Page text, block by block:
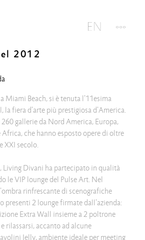
2012
Miami Beach, si è tenuta l'11esima
la fiera d'arte più prestigiosa d'America.
gallerie da Nord America, Europa,
Africa, che hanno esposto opere di oltre
XXI secolo.
Living Divani ha partecipato in qualità
le VIP lounge del Pulse Art. Nel
rinfrescante di scenografiche
presenti 2 lounge firmate dall'azienda:
Extra Wall insieme a 2 poltrone
rilassarsi, accanto ad alcune
Jelly, ambiente ideale per meeting